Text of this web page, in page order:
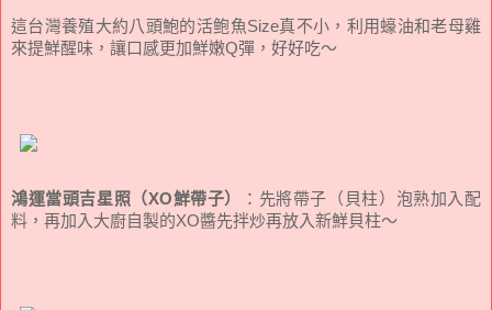
這台灣養殖大約八頭鮑的活鲍魚Size真不小，利用蠔油和老母雞
來提鮮醒味，讓口感更加鮮嫩Q彈，好好吃～
鴻運當頭吉星照（XO鮮帶子）
：先將帶子（貝柱）泡熟加入配
料，再加入大廚自製的XO醬先拌炒再放入新鮮貝柱～